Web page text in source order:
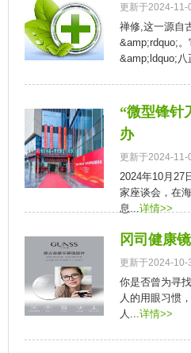
更新于2024-11-
禅修,这一源自
&amp;rdquo;
&amp;ldquo;
“微型锋
办
更新于2024-11-
2024年10月27
家座谈会，在
息...详情>>
冈司健康
更新于2024-10-
你是否曾为寻
人的用眼习惯
人...详情>>